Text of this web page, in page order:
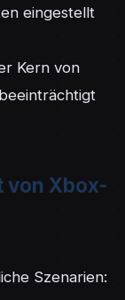
eingestellt
Kern von
von Xbox-
Szenarien: